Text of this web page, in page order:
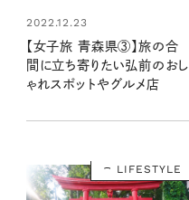
2022.12.23
【女子旅 青森県③】旅の合
間に立ち寄りたい弘前のおし
ゃれスポットやグルメ店
LIFESTYLE